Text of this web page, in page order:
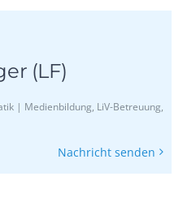
(LF)
| Medienbildung, LiV-Betreuung,
Nachricht senden